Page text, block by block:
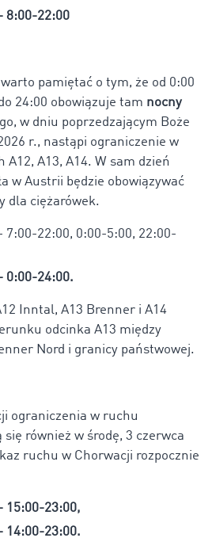
8:00-22:00
pamiętać o tym, że od 0:00
24:00 obowiązuje tam nocny
w dniu poprzedzającym Boże
r., nastąpi ograniczenie w
A13, A14. W sam dzień
w Austrii będzie obowiązywać
dla ciężarówek.
7:00-22:00, 0:00-5:00, 22:00-
0:00-24:00.
Inntal, A13 Brenner i A14
odcinka A13 między
Nord i granicy państwowej.
ograniczenia w ruchu
również w środę, 3 czerwca
ruchu w Chorwacji rozpocznie
15:00-23:00,
14:00-23:00.